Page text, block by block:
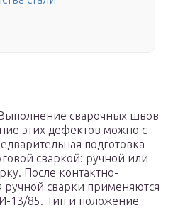
Выполнение сварочных швов
этих дефектов можно с
подготовка
сваркой: ручной или
После контактно-
ручной сварки применяются
13/85. Тип и положение